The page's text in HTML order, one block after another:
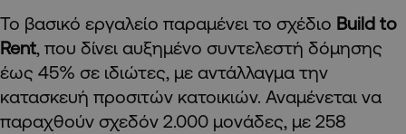
Το βασικό εργαλείο παραμένει το σχέδιο Build to
Rent, που δίνει αυξημένο συντελεστή δόμησης
έως 45% σε ιδιώτες, με αντάλλαγμα την
κατασκευή προσιτών κατοικιών. Αναμένεται να
παραχθούν σχεδόν 2.000 μονάδες, με 258